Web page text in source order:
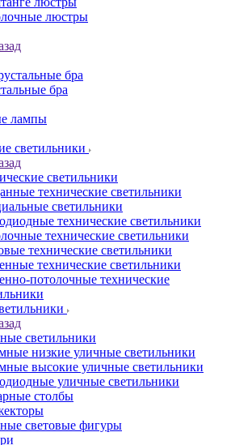
люстры
бра
бра
лампы
светильники
светильники
технические светильники
светильники
технические светильники
технические светильники
технические светильники
технические светильники
потолочные технические
светильники
низкие уличные светильники
высокие уличные светильники
уличные светильники
столбы
световые фигуры